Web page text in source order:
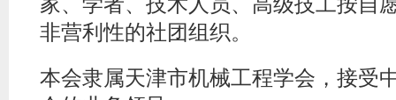
非营利性的社团组织。
本会隶属天津市机械工程学会，接受